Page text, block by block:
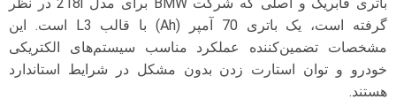
گرفته است، یک باتری 70 آمپر (Ah) با قالب L3 است. این
مشخصات تضمین‌کننده عملکرد مناسب سیستم‌های الکتریکی
خودرو و توان استارت زدن بدون مشکل در شرایط استاندارد
هستند.